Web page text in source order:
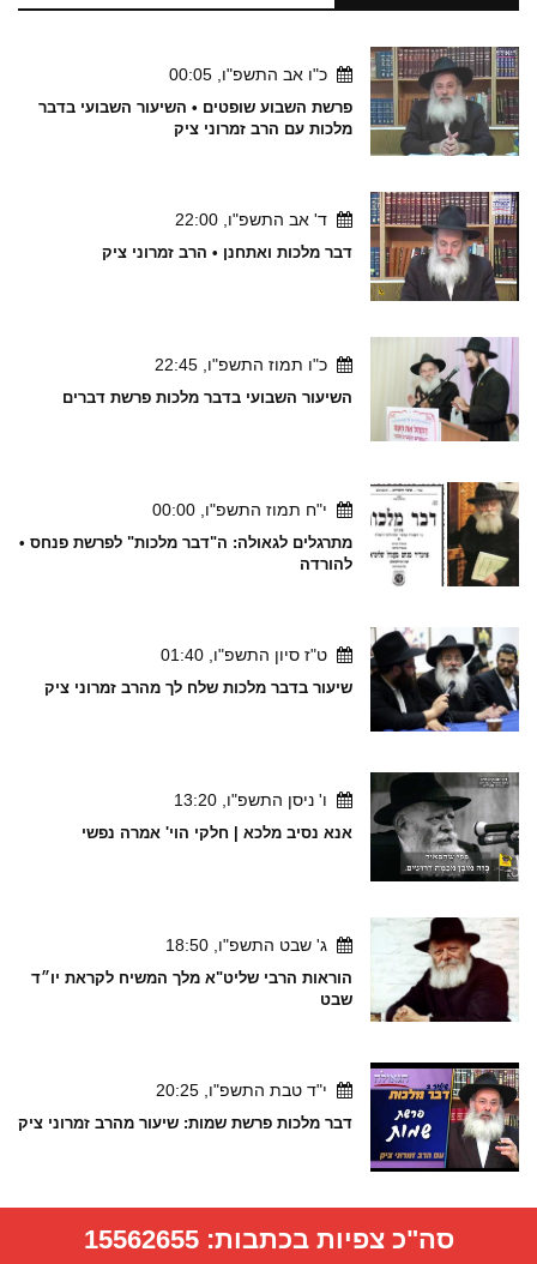
כ"ו אב התשפ"ו, 00:05
פרשת השבוע שופטים • השיעור השבועי בדבר
מלכות עם הרב זמרוני ציק
ד' אב התשפ"ו, 22:00
דבר מלכות ואתחנן • הרב זמרוני ציק
כ"ו תמוז התשפ"ו, 22:45
השיעור השבועי בדבר מלכות פרשת דברים
י"ח תמוז התשפ"ו, 00:00
מתרגלים לגאולה: ה"דבר מלכות" לפרשת פנחס •
להורדה
ט"ז סיון התשפ"ו, 01:40
שיעור בדבר מלכות שלח לך מהרב זמרוני ציק
ו' ניסן התשפ"ו, 13:20
אנא נסיב מלכא | חלקי הוי' אמרה נפשי
ג' שבט התשפ"ו, 18:50
הוראות הרבי שליט"א מלך המשיח לקראת יו״ד
שבט
י"ד טבת התשפ"ו, 20:25
דבר מלכות פרשת שמות: שיעור מהרב זמרוני ציק
סה"כ צפיות בכתבות:15562655